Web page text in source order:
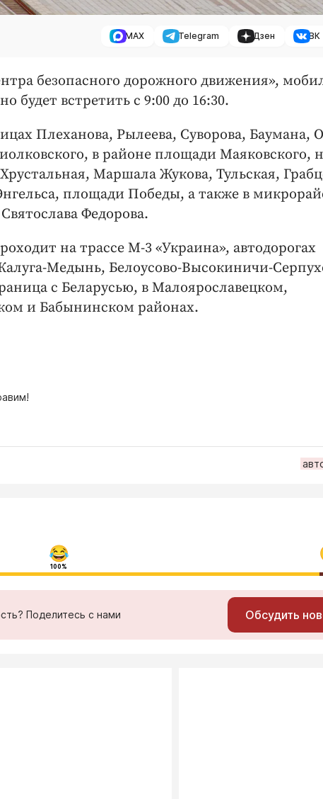
MAX Telegram Дзен ВК
безопасного дорожного движения»,
встретить с 9:00 до 16:30.
Плеханова, Рылеева, Суворова, Баумана,
в районе площади Маяковского,
Маршала Жукова, Тульская,
площади Победы, а также в
Федорова.
на трассе М-3 «Украина», автодорогах
Медынь, Белоусово-Высокиничи-
с Беларусью, в Малоярославецком,
и Бабынинском районах.
100%
Поделитесь с нами Обсудить